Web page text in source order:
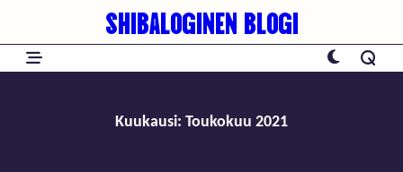
SHIBALOGINEN BLOGI
Kuukausi: Toukokuu 2021